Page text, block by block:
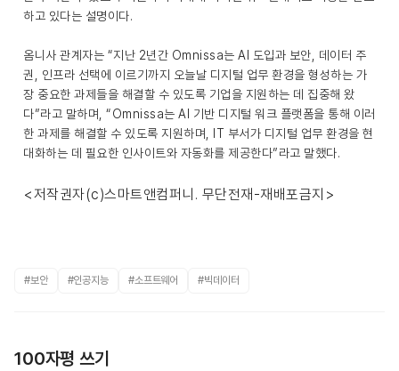
하고 있다는 설명이다.
옴니사 관계자는 “지난 2년간 Omnissa는 AI 도입과 보안, 데이터 주
권, 인프라 선택에 이르기까지 오늘날 디지털 업무 환경을 형성하는 가
장 중요한 과제들을 해결할 수 있도록 기업을 지원하는 데 집중해 왔
다”라고 말하며, “Omnissa는 AI 기반 디지털 워크 플랫폼을 통해 이러
한 과제를 해결할 수 있도록 지원하며, IT 부서가 디지털 업무 환경을 현
대화하는 데 필요한 인사이트와 자동화를 제공한다”라고 말했다.
<저작권자(c)스마트앤컴퍼니. 무단전재-재배포금지>
#보안 #인공지능 #소프트웨어 #빅데이터
100자평 쓰기